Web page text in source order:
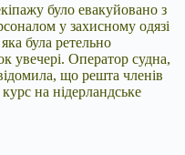
було евакуйовано з
у захисному одязі
була ретельно
увечері. Оператор судна,
що решта членів
на нідерландське